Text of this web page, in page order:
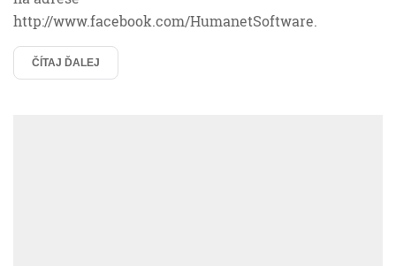
http://www.facebook.com/HumanetSoftware.
ČÍTAJ ĎALEJ